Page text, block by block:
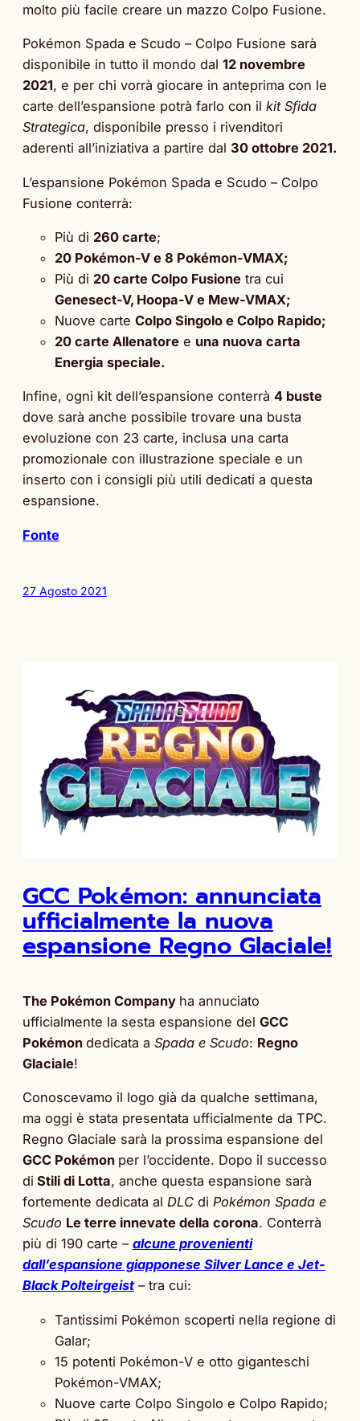
molto più facile creare un mazzo Colpo Fusione.
Pokémon Spada e Scudo – Colpo Fusione sarà
disponibile in tutto il mondo dal 12 novembre
2021, e per chi vorrà giocare in anteprima con le
carte dell’espansione potrà farlo con il kit Sfida
Strategica, disponibile presso i rivenditori
aderenti all’iniziativa a partire dal 30 ottobre 2021.
L’espansione Pokémon Spada e Scudo – Colpo
Fusione conterrà:
Più di 260 carte;
20 Pokémon-V e 8 Pokémon-VMAX;
Più di 20 carte Colpo Fusione tra cui
Genesect-V, Hoopa-V e Mew-VMAX;
Nuove carte Colpo Singolo e Colpo Rapido;
20 carte Allenatore e una nuova carta
Energia speciale.
Infine, ogni kit dell’espansione conterrà 4 buste
dove sarà anche possibile trovare una busta
evoluzione con 23 carte, inclusa una carta
promozionale con illustrazione speciale e un
inserto con i consigli più utili dedicati a questa
espansione.
Fonte
27 Agosto 2021
GCC Pokémon: annunciata
ufficialmente la nuova
espansione Regno Glaciale!
The Pokémon Company ha annuciato
ufficialmente la sesta espansione del GCC
Pokémon dedicata a Spada e Scudo: Regno
Glaciale!
Conoscevamo il logo già da qualche settimana,
ma oggi è stata presentata ufficialmente da TPC.
Regno Glaciale sarà la prossima espansione del
GCC Pokémon per l’occidente. Dopo il successo
di Stili di Lotta, anche questa espansione sarà
fortemente dedicata al DLC di Pokémon Spada e
Scudo Le terre innevate della corona. Conterrà
più di 190 carte – alcune provenienti
dall’espansione giapponese Silver Lance e Jet-
Black Polteirgeist– tra cui:
Tantissimi Pokémon scoperti nella regione di
Galar;
15 potenti Pokémon-V e otto giganteschi
Pokémon-VMAX;
Nuove carte Colpo Singolo e Colpo Rapido;